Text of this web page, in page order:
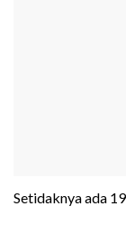
Setidaknya ada